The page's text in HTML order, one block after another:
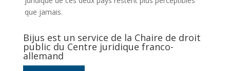
que jamais.
Bijus est un service de la Chaire de droit
public du Centre juridique franco-
allemand